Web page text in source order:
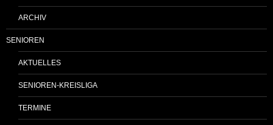
ARCHIV
SENIOREN
AKTUELLES
SENIOREN-KREISLIGA
TERMINE